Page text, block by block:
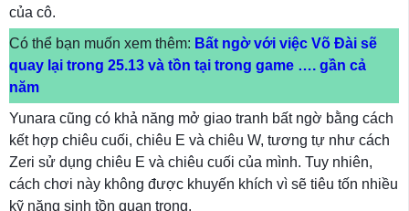
của cô.
Có thể bạn muốn xem thêm: Bất ngờ với việc Võ Đài sẽ
quay lại trong 25.13 và tồn tại trong game …. gần cả
năm
Yunara cũng có khả năng mở giao tranh bất ngờ bằng cách
kết hợp chiêu cuối, chiêu E và chiêu W, tương tự như cách
Zeri sử dụng chiêu E và chiêu cuối của mình. Tuy nhiên,
cách chơi này không được khuyến khích vì sẽ tiêu tốn nhiều
kỹ năng sinh tồn quan trọng.